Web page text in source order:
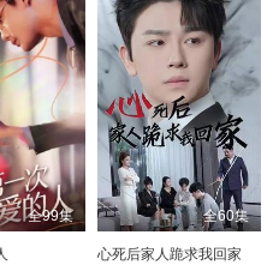
全99集 全60集
心死后家人跪求我回家